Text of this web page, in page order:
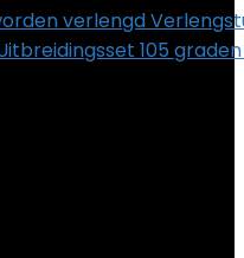
verlengd
105